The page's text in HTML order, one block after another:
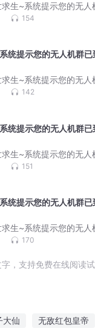
生~系统提示您的无人
154
统提示您的无人机群已
生~系统提示您的无人
142
统提示您的无人机群已
生~系统提示您的无人
151
统提示您的无人机群已
生~系统提示您的无人
170
，支持免费在线阅读试
大仙 无敌红包皇帝